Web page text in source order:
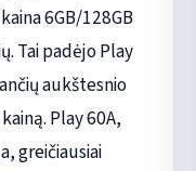
6GB/128GB
Tai padėjo Play
aukštesnio
Play 60A,
greičiausiai